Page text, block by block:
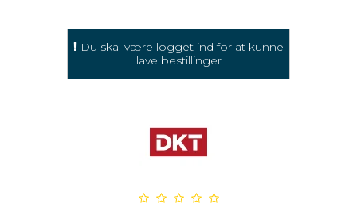
Du skal være logget ind for at kunne
lave bestillinger